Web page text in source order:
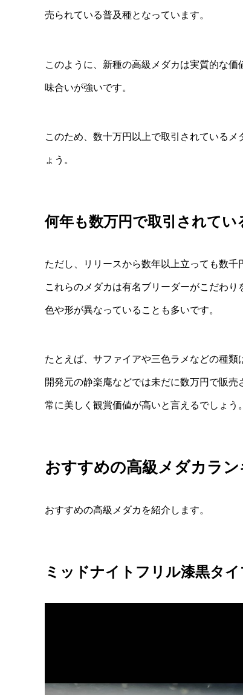
売られている普及種となっています。
このように、新種の高級メダカは実質的な
味合いが強いです。
このため、数十万円以上で取引されている
ょう。
何年も数万円で取引されてい
ただし、リリースから数年以上立っても数千
これらのメダカは有名ブリーダーがこだわ
色や形が異なっていることも多いです。
たとえば、サファイアや三色ラメなどの種類
開発元の静楽庵などでは未だに数万円で販
常に美しく観賞価値が高いと言えるでしょう。
おすすめの高級メダカラ
おすすめの高級メダカを紹介します。
ミッドナイトフリル漆黒タ